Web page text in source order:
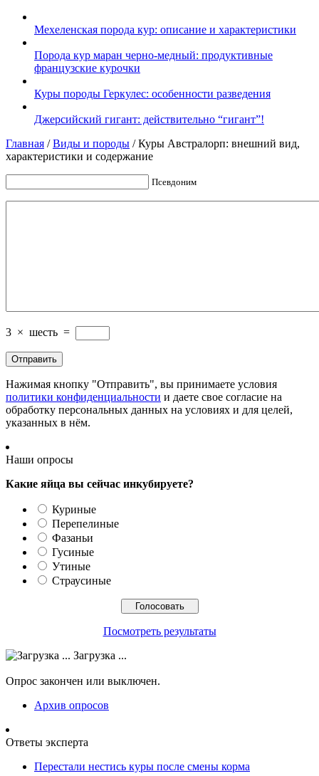
Мехеленская порода кур: описание и характеристики
Порода кур маран черно-медный: продуктивные
французские курочки
Куры породы Геркулес: особенности разведения
Джерсийский гигант: действительно “гигант”!
Главная /Виды и породы /Куры Австралорп: внешний вид,
характеристики и содержание
Псевдоним
3 × шесть =
Нажимая кнопку "Отправить", вы принимаете условия
политики конфиденциальности и даете свое согласие на
обработку персональных данных на условиях и для целей,
указанных в нём.
Наши опросы
Какие яйца вы сейчас инкубируете?
Куриные
Перепелиные
Фазаньи
Гусиные
Утиные
Страусиные
Посмотреть результаты
Загрузка ...
Опрос закончен или выключен.
Архив опросов
Ответы эксперта
Перестали нестись куры после смены корма